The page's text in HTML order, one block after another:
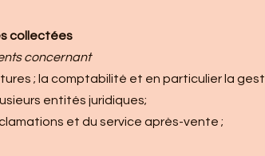
collectées
concernant
; la comptabilité et en particulier la
entités juridiques;
et du service après-vente ;